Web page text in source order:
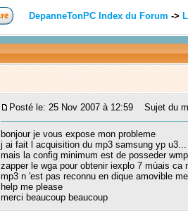
DepanneTonPC Index du Forum ->
Posté le: 25 Nov 2007 à 12:59 Sujet du
bonjour je vous expose mon probleme
j ai fait l acquisition du mp3 samsung yp
mais la config minimum est de posseder
zapper le wga pour obtenir iexplo 7 mùais
mp3 n 'est pas reconnu en dique amovible
help me please
merci beaucoup beaucoup